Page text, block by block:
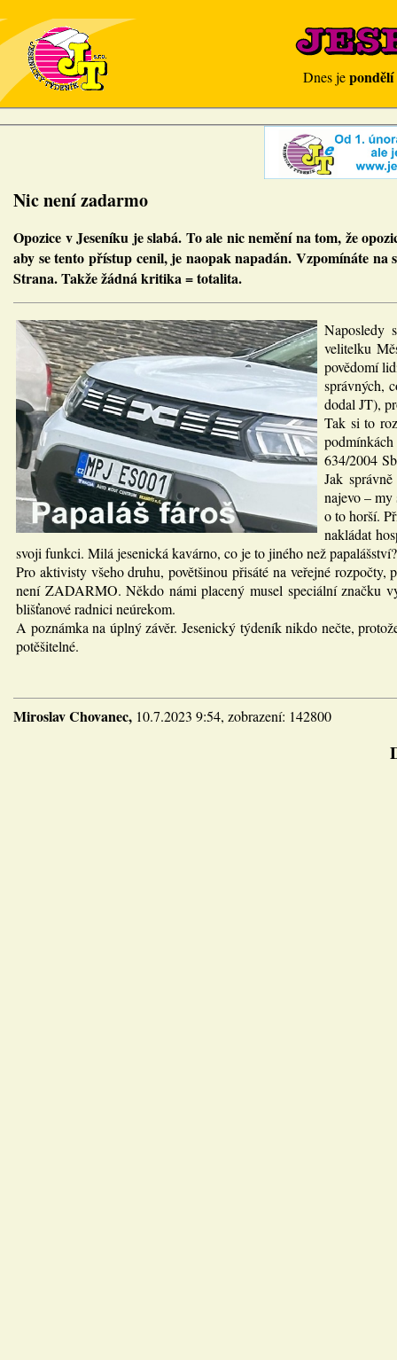
Dnes jepondělí
Nic není zadarmo
Opozice v Jeseníku je slabá. To ale nic nemění na tom, že
aby se tento přístup cenil, je naopak napadán. Vzpomínáte
Strana. Takže žádná kritika = totalita.
Naposledy
velitelku
povědomí
správných,
dodal JT),
Tak si to
634/2004
Jak
najevo –
o to horší.
nakládat
svoji funkci. Milá jesenická kavárno, co je to jiného než papalášství?
Pro aktivisty všeho druhu, povětšinou přisáté na veřejné rozpočty,
není ZADARMO. Někdo námi placený musel speciální značku
blišťanové radnici neúrekom.
A poznámka na úplný závěr. Jesenický týdeník nikdo nečte,
potěšitelné.
Miroslav Chovanec, 10.7.2023 9:54, zobrazení: 142800